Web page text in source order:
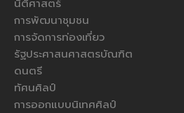
นิติศาสตร์
การพัฒนาชุมชน
การจัดการท่องเที่ยว
รัฐประศาสนศาสตรบัณฑิต
ดนตรี
ทัศนศิลป์
การออกแบบนิเทศศิลป์